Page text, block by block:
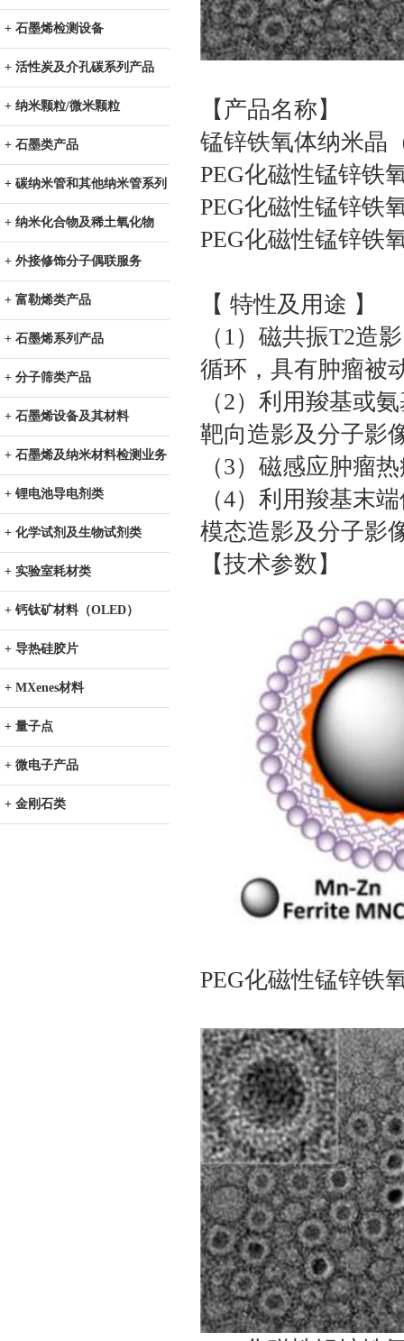
+ 石墨烯检测设备
+ 活性炭及介孔碳系列产品
+ 纳米颗粒/微米颗粒
+ 石墨类产品
+ 碳纳米管和其他纳米管系列
+ 纳米化合物及稀土氧化物
+ 外接修饰分子偶联服务
+ 富勒烯类产品
+ 石墨烯系列产品
+ 分子筛类产品
+ 石墨烯设备及其材料
+ 石墨烯及纳米材料检测业务
+ 锂电池导电剂类
+ 化学试剂及生物试剂类
+ 实验室耗材类
+ 钙钛矿材料（OLED）
+ 导热硅胶片
+ MXenes材料
+ 量子点
+ 微电子产品
+ 金刚石类
【产品名称】
锰锌铁氧体纳米晶
PEG化磁性锰锌铁
PEG化磁性锰锌铁
PEG化磁性锰锌铁
【 特性及用途 】
（1）磁共振T2造
循环，具有肿瘤被
（2）利用羧基或
靶向造影及分子影
（3）磁感应肿瘤
（4）利用羧基末
模态造影及分子影
【技术参数】
PEG化磁性锰锌铁